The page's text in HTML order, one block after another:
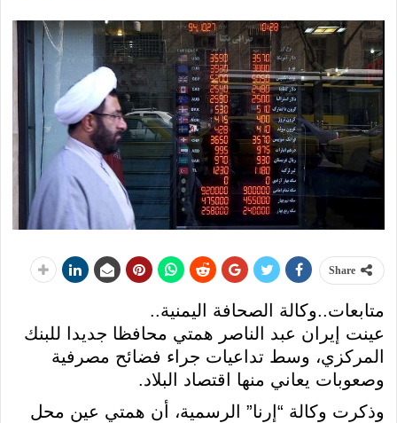
Share
متابعات..وكالة الصحافة اليمنية..
عينت إيران عبد الناصر همتي محافظا جديدا للبنك
المركزي، وسط تداعيات جراء فضائح مصرفية
وصعوبات يعاني منها اقتصاد البلاد.
وذكرت وكالة “إرنا” الرسمية، أن همتي عين محل